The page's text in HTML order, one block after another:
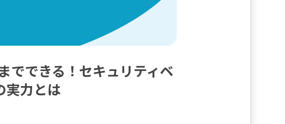
でできる！セキュリティベ
実力とは